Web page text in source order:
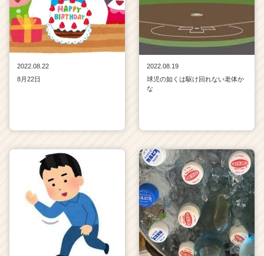
2022.08.22
8月22日
2022.08.19
球児の如くは駆け回れない老体か
な